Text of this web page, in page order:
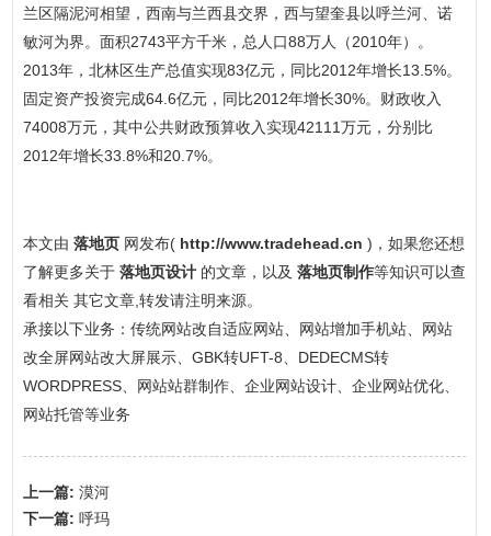
兰区隔泥河相望，西南与兰西县交界，西与望奎县以呼兰河、诺
敏河为界。面积2743平方千米，总人口88万人（2010年）。
2013年，北林区生产总值实现83亿元，同比2012年增长13.5%。
固定资产投资完成64.6亿元，同比2012年增长30%。财政收入
74008万元，其中公共财政预算收入实现42111万元，分别比
2012年增长33.8%和20.7%。
本文由 落地页 网发布( http://www.tradehead.cn )，如果您还想
了解更多关于 落地页设计 的文章，以及 落地页制作等知识可以查
看相关 其它文章,转发请注明来源。
承接以下业务：传统网站改自适应网站、网站增加手机站、网站
改全屏网站改大屏展示、GBK转UFT-8、DEDECMS转
WORDPRESS、网站站群制作、企业网站设计、企业网站优化、
网站托管等业务
上一篇: 漠河
下一篇: 呼玛